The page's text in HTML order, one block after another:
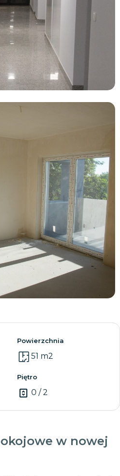
Zobacz wszystkie
Powierzchnia
51 m2
Piętro
0 / 2
w nowej